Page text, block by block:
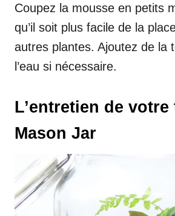
Coupez la mousse en petits
qu’il soit plus facile de la
autres plantes. Ajoutez de la
l’eau si nécessaire.
L’entretien de
Mason Jar